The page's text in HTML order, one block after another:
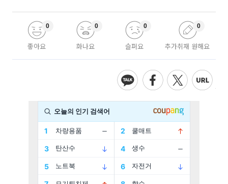
좋아요
0
화나요
0
슬퍼요
0
추가취재 원해요
0